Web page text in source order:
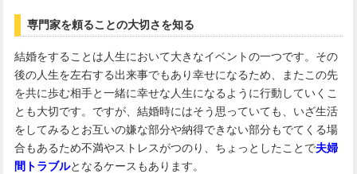
専門家を頼ることの大切さを知る
結婚をすることは人生において大きなイベントの一つです。その
後の人生を左右する出来事でもあり幸せになるため、またこの先
を共に歩む相手と一緒に幸せな人生になるように行動していくこ
とも大切です。ですが、結婚時にはそう思っていても、いざ生活
をしてみるとお互いの嫌な部分や納得できない部分もでてくる場
合もあるため不満やストレスがつのり、ちょっとしたことで夫婦
間トラブルとなるケースもあります。